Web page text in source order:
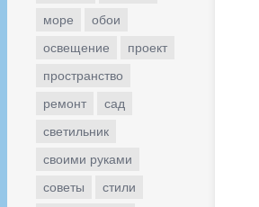
море
обои
освещение
проект
пространство
ремонт
сад
светильник
своими руками
советы
стили